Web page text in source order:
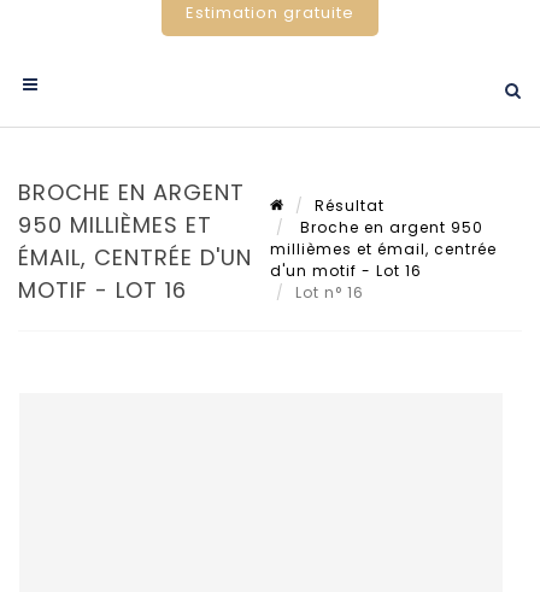
Estimation gratuite
BROCHE EN ARGENT
950 MILLIÈMES ET
ÉMAIL, CENTRÉE D'UN
MOTIF - LOT 16
Résultat
Broche en argent 950
millièmes et émail, centrée
d'un motif - Lot 16
Lot n° 16